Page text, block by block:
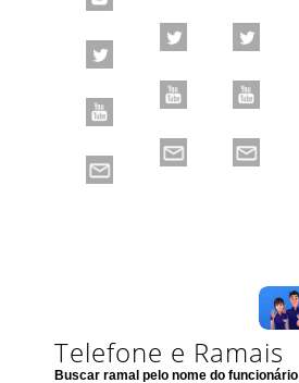
Telefone e Ramais
Buscar ramal pelo nome do funcionário